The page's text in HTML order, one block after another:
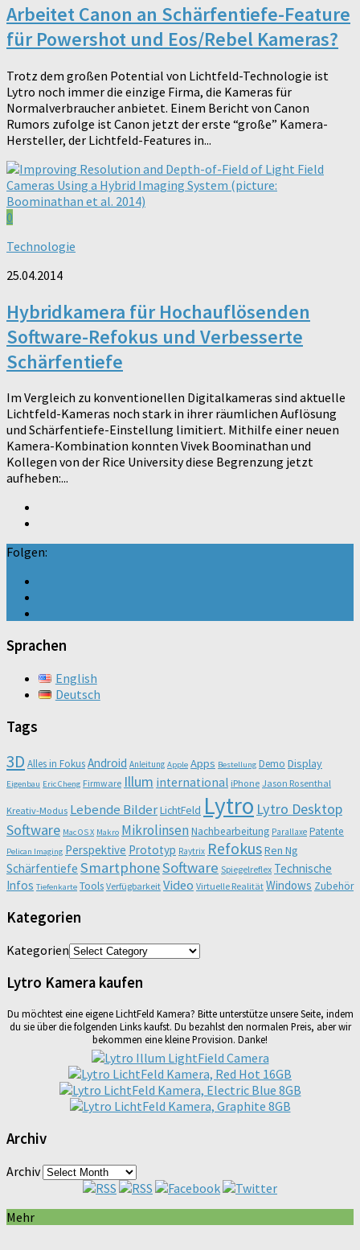
Arbeitet Canon an Schärfentiefe-Feature
für Powershot und Eos/Rebel Kameras?
Trotz dem großen Potential von Lichtfeld-Technologie ist
Lytro noch immer die einzige Firma, die Kameras für
Normalverbraucher anbietet. Einem Bericht von Canon
Rumors zufolge ist Canon jetzt der erste “große” Kamera-
Hersteller, der Lichtfeld-Features in...
0
Technologie
25.04.2014
Hybridkamera für Hochauflösenden
Software-Refokus und Verbesserte
Schärfentiefe
Im Vergleich zu konventionellen Digitalkameras sind aktuelle
Lichtfeld-Kameras noch stark in ihrer räumlichen Auflösung
und Schärfentiefe-Einstellung limitiert. Mithilfe einer neuen
Kamera-Kombination konnten Vivek Boominathan und
Kollegen von der Rice University diese Begrenzung jetzt
aufheben:...
Folgen:
Sprachen
English
Deutsch
Tags
3D Alles in FokusAndroid Anleitung Apple Apps Bestellung Demo Display
Eigenbau Eric Cheng Firmware Illum international iPhone Jason Rosenthal
Kreativ-Modus Lebende BilderLichtFeld Lytro Lytro Desktop
Software Mac OS X Makro Mikrolinsen Nachbearbeitung Parallaxe Patente
Pelican Imaging Perspektive Prototyp Raytrix RefokusRen Ng
Schärfentiefe SmartphoneSoftware Spiegelreflex Technische
Infos Tiefenkarte Tools Verfügbarkeit Video Virtuelle Realität Windows Zubehör
Kategorien
Kategorien
Lytro Kamera kaufen
Du möchtest eine eigene LichtFeld Kamera? Bitte unterstütze unsere Seite, indem
du sie über die folgenden Links kaufst. Du bezahlst den normalen Preis, aber wir
bekommen eine kleine Provision. Danke!
Archiv
Archiv
Mehr